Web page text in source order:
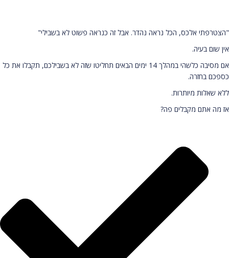
"הצטרפתי אלכס, הכל נראה נהדר. אבל זה כנראה פשוט לא בשבילי"
אין שום בעיה.
אם מסיבה כלשהי במהלך 14 ימים הבאים תחליטו שזה לא בשבילכם, תקבלו את כל
כספכם בחזרה.
ללא שאלות מיותרות.
אז מה אתם מקבלים פה?